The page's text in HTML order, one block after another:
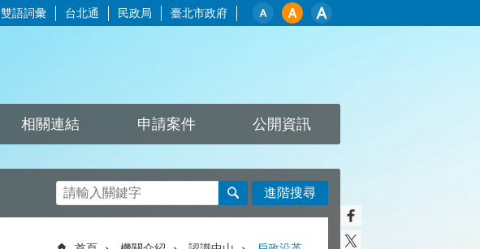
雙語詞彙 台北通 民政局 臺北市政府
相關連結 申請案件 公開資訊
進階搜尋